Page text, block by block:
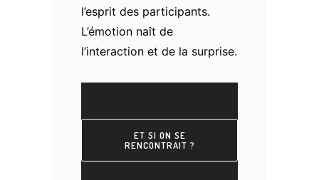
l’esprit des participants.
L’émotion naît de
l’interaction et de la surprise.
ET SI ON SE
RENCONTRAIT ?